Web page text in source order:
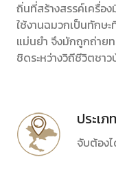
ถิ่นที่สร้างสรรค์เครื่อ
ใช้งานฉมวกเป็นทักษ
แม่นยำ จึงมักถูกถ่าย
ชิดระหว่างวิถีชีวิตช
ประเ
จับต้อง